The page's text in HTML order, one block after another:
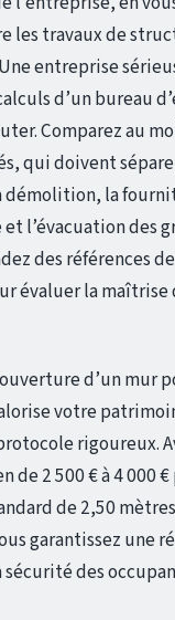
les travaux de
entreprise
d’un bureau
Comparez au
qui doivent
démolition, la
et l’évacuation des
des références
évaluer la maîtrise
d’un mur
votre
rigoureux.
de 2 500 € à 4 000
de 2,50
garantissez une
sécurité des